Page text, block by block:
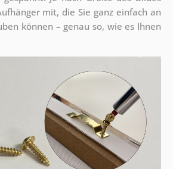
mit, die Sie ganz einfach an
können – genau so, wie es Ihnen